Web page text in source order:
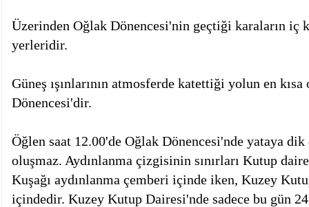
Üzerinden Oğlak Dönencesi'nin geçtiği karaların iç
yerleridir.
Güneş ışınlarının atmosferde katettiği yolun en
Dönencesi'dir.
Öğlen saat 12.00'de Oğlak Dönencesi'nde yataya
oluşmaz. Aydınlanma çizgisinin sınırları Kutup
Kuşağı aydınlanma çemberi içinde iken, Kuzey
içindedir. Kuzey Kutup Dairesi'nde sadece bu gün